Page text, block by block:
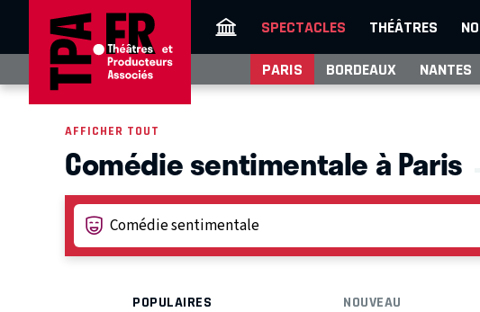
SPECTACLES THÉÂTRES
PARIS BORDEAUX NANTES
AFFICHER TOUT
Comédie sentimentale à Paris
POPULAIRES NOUVEAU